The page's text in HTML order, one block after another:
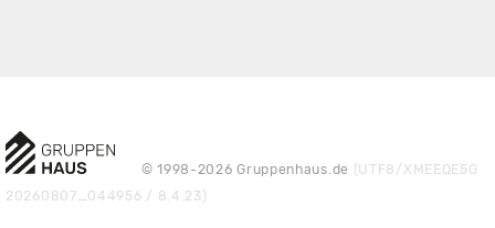
© 1998-2026 Gruppenhaus.de
(UTF8/XMEEQE5G
20260807_044956 / 8.4.23)